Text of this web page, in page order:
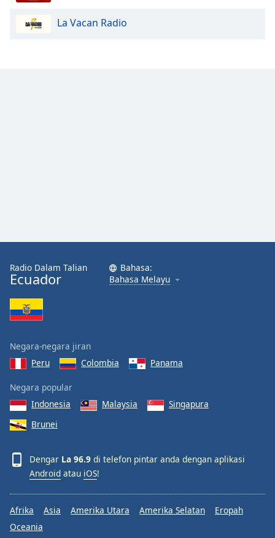
Font
Family
Close
Modal
Dialog
End
dialog
window.
La Vacan Radio
Radio Dalam Talian
Ecuador
Bahasa:
Bahasa Melayu
Negara-negara jiran
Peru
Colombia Panama
Negara popular
Indonesia
Malaysia
Singapura
Brunei
Dengar La 96.9 di telefon pintar anda dengan aplikasi
Android atau iOS!
Afrika Asia Amerika Utara Amerika Selatan
Eropah
Oceania